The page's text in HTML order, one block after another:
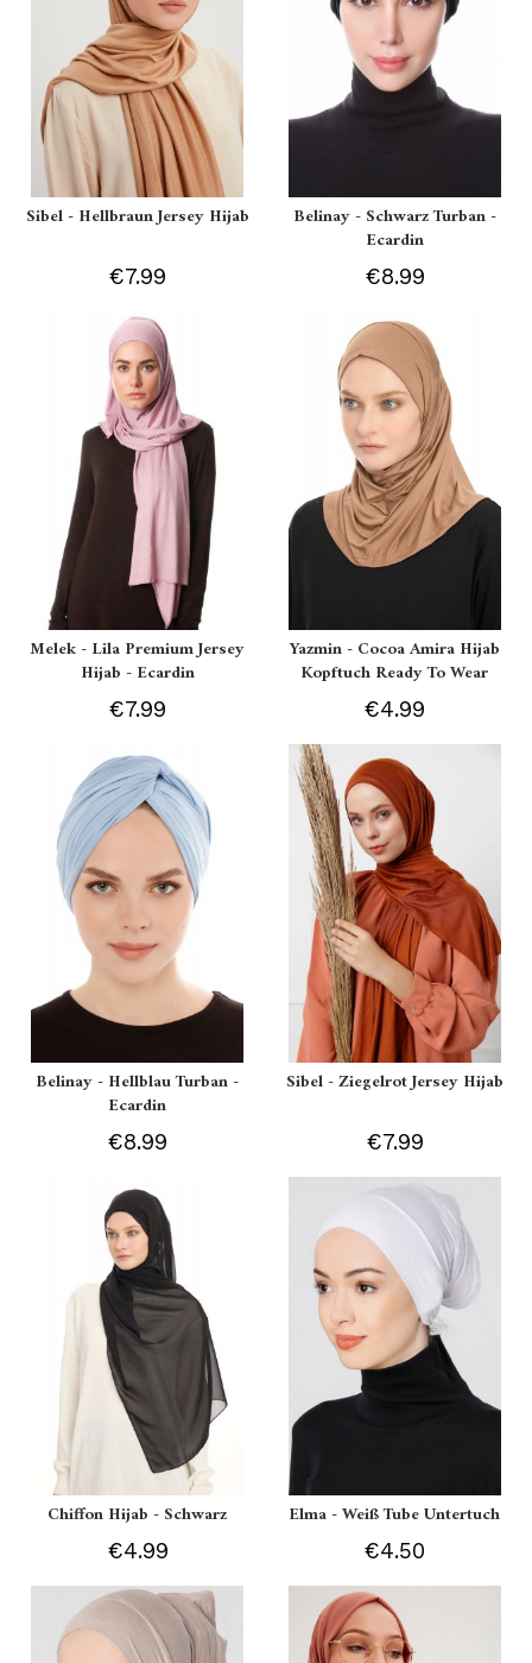
Sibel - Hellbraun Jersey Hijab
€7.99
Belinay - Schwarz Turban -
Ecardin
€8.99
Melek - Lila Premium Jersey
Hijab - Ecardin
€7.99
Yazmin - Cocoa Amira Hijab
Kopftuch Ready To Wear
€4.99
Belinay - Hellblau Turban -
Ecardin
€8.99
Sibel - Ziegelrot Jersey Hijab
€7.99
Chiffon Hijab - Schwarz
€4.99
Elma - Weiß Tube Untertuch
€4.50